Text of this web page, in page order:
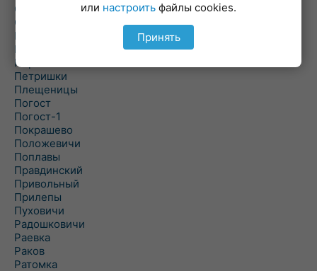
Осовец
Острошицкий Городок
Пасека
Пастовичи
Першаи
Петришки
Плещеницы
Погост
Погост-1
Покрашево
Положевичи
Поплавы
Правдинский
Привольный
Прилепы
Пуховичи
Радошковичи
Раевка
Раков
Ратомка
или настроить файлы cookies.
Принять